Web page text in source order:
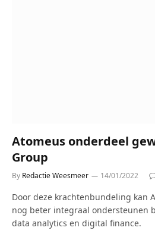
Atomeus onderdeel
Group
By Redactie Weesmeer 14/01/2022
Door deze krachtenbundeling kan
nog beter integraal ondersteunen
data analytics en digital finance.